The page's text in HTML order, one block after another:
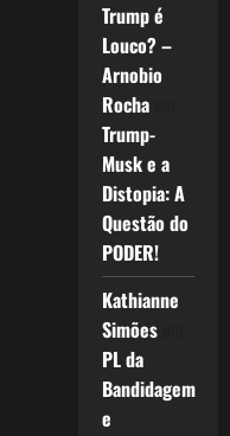
Trump é
Louco? –
Arnobio
Rochaem
Trump-
Musk e a
Distopia: A
Questão do
PODER!
Kathianne
Simõesem
PL da
Bandidagem
e